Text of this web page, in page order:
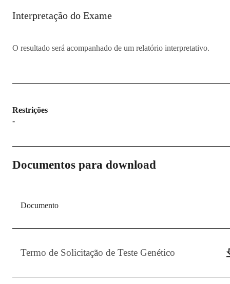
Interpretação do Exame
O resultado será acompanhado de um relatório interpretativo.
Restrições
-
Documentos para download
Documento
Termo de Solicitação de Teste Genético